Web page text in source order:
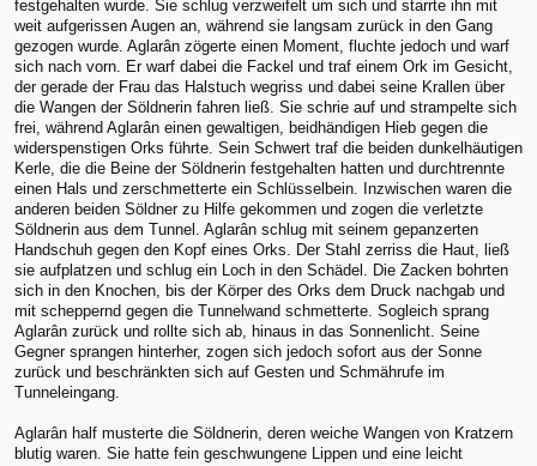
festgehalten wurde. Sie schlug verzweifelt um sich und starrte ihn mit
weit aufgerissen Augen an, während sie langsam zurück in den Gang
gezogen wurde. Aglarân zögerte einen Moment, fluchte jedoch und warf
sich nach vorn. Er warf dabei die Fackel und traf einem Ork im Gesicht,
der gerade der Frau das Halstuch wegriss und dabei seine Krallen über
die Wangen der Söldnerin fahren ließ. Sie schrie auf und strampelte sich
frei, während Aglarân einen gewaltigen, beidhändigen Hieb gegen die
widerspenstigen Orks führte. Sein Schwert traf die beiden dunkelhäutigen
Kerle, die die Beine der Söldnerin festgehalten hatten und durchtrennte
einen Hals und zerschmetterte ein Schlüsselbein. Inzwischen waren die
anderen beiden Söldner zu Hilfe gekommen und zogen die verletzte
Söldnerin aus dem Tunnel. Aglarân schlug mit seinem gepanzerten
Handschuh gegen den Kopf eines Orks. Der Stahl zerriss die Haut, ließ
sie aufplatzen und schlug ein Loch in den Schädel. Die Zacken bohrten
sich in den Knochen, bis der Körper des Orks dem Druck nachgab und
mit scheppernd gegen die Tunnelwand schmetterte. Sogleich sprang
Aglarân zurück und rollte sich ab, hinaus in das Sonnenlicht. Seine
Gegner sprangen hinterher, zogen sich jedoch sofort aus der Sonne
zurück und beschränkten sich auf Gesten und Schmährufe im
Tunneleingang.
Aglarân half musterte die Söldnerin, deren weiche Wangen von Kratzern
blutig waren. Sie hatte fein geschwungene Lippen und eine leicht